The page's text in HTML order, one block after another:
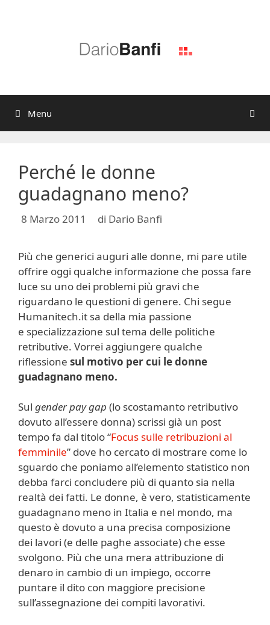
Menu
Perché le donne
guadagnano meno?
8 Marzo 2011 di Dario Banfi
Più che generici auguri alle donne, mi pare utile
offrire oggi qualche informazione che possa fare
luce su uno dei problemi più gravi che
riguardano le questioni di genere. Chi segue
Humanitech.it sa della mia passione
e specializzazione sul tema delle politiche
retributive. Vorrei aggiungere qualche
riflessione sul motivo per cui le donne
guadagnano meno.
Sul gender pay gap (lo scostamanto retributivo
dovuto all’essere donna) scrissi già un post
tempo fa dal titolo “Focus sulle retribuzioni al
femminile” dove ho cercato di mostrare come lo
sguardo che poniamo all’elemento statistico non
debba farci concludere più di quanto sia nella
realtà dei fatti. Le donne, è vero, statisticamente
guadagnano meno in Italia e nel mondo, ma
questo è dovuto a una precisa composizione
dei lavori (e delle paghe associate) che esse
svolgono. Più che una mera attribuzione di
denaro in cambio di un impiego, occorre
puntare il dito con maggiore precisione
sull’assegnazione dei compiti lavorativi.